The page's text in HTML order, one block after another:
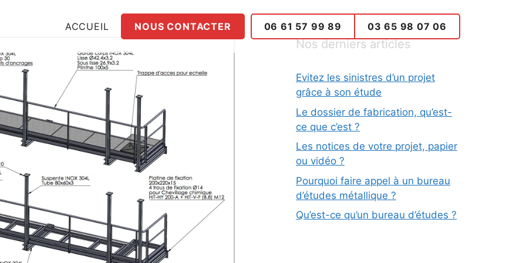
ACCUEIL NOUS CONTACTER 06 61 57 99 89 03 65 98 07 06
Nos derniers articles
Evitez les sinistres d’un projet
grâce à son étude
Le dossier de fabrication, qu’est-
ce que c’est ?
Les notices de votre projet, papier
ou vidéo ?
Pourquoi faire appel à un bureau
d’études métallique ?
Qu’est-ce qu’un bureau d’études ?